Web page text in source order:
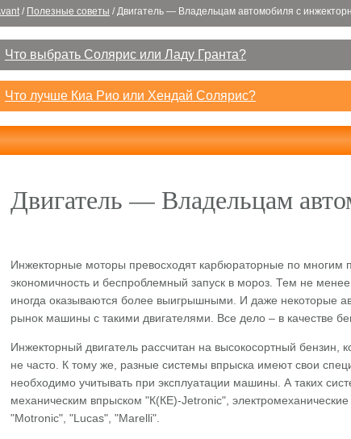
/ Полезные советы / Двигатель — Владельцам автомобиля с
Что выбрать Солярис или Ладу Гранта?
Что лучше Киа Рио или Хендай Солярис?
Двигатель — Владельцам
Инжекторные моторы превосходят карбюраторные по многим
экономичность и беспроблемный запуск в мороз. Тем не
иногда оказываются более выигрышными. И даже некоторые
рынок машины с такими двигателями. Все дело – в качестве
Инжекторный двигатель рассчитан на высокосортный бензин,
не часто. К тому же, разные системы впрыска имеют свои
необходимо учитывать при эксплуатации машины. А таких
механическим впрыском "К(КЕ)-Jetronic",
"Motronic", "Lucas", "Marelli".